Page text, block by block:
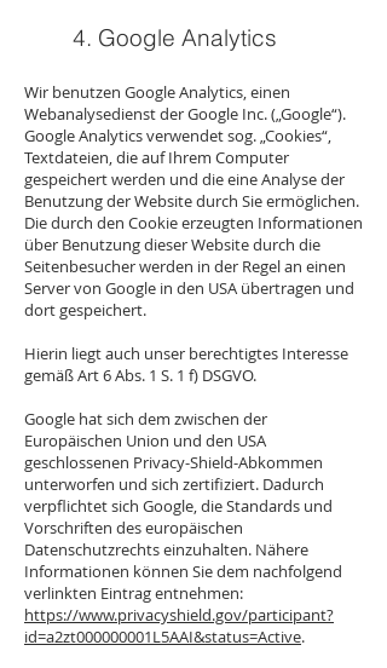
4. Google Analytics
Wir benutzen Google Analytics, einen
Webanalysedienst der Google Inc. („Google“).
Google Analytics verwendet sog. „Cookies“,
Textdateien, die auf Ihrem Computer
gespeichert werden und die eine Analyse der
Benutzung der Website durch Sie ermöglichen.
Die durch den Cookie erzeugten Informationen
über Benutzung dieser Website durch die
Seitenbesucher werden in der Regel an einen
Server von Google in den USA übertragen und
dort gespeichert.
Hierin liegt auch unser berechtigtes Interesse
gemäß Art 6 Abs. 1 S. 1 f) DSGVO.
Google hat sich dem zwischen der
Europäischen Union und den USA
geschlossenen Privacy-Shield-Abkommen
unterworfen und sich zertifiziert. Dadurch
verpflichtet sich Google, die Standards und
Vorschriften des europäischen
Datenschutzrechts einzuhalten. Nähere
Informationen können Sie dem nachfolgend
verlinkten Eintrag entnehmen:
https://www.privacyshield.gov/participant?
id=a2zt000000001L5AAI&status=Active.